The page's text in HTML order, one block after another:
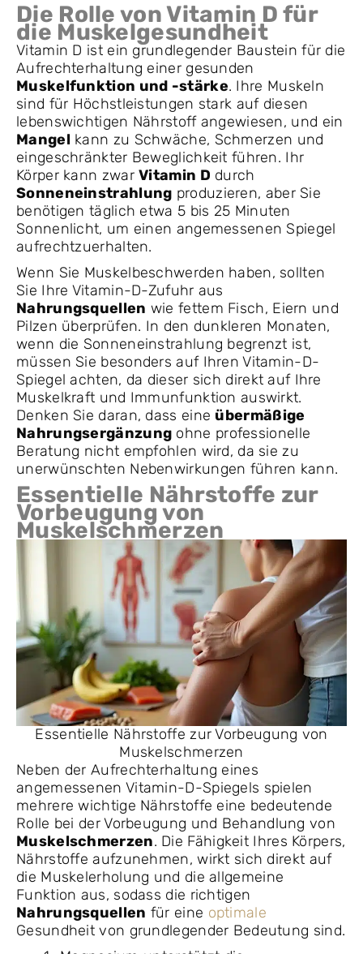
Die Rolle von Vitamin D für
die Muskelgesundheit
Vitamin D ist ein grundlegender Baustein für die
Aufrechterhaltung einer gesunden
Muskelfunktion und -stärke. Ihre Muskeln
sind für Höchstleistungen stark auf diesen
lebenswichtigen Nährstoff angewiesen, und ein
Mangel kann zu Schwäche, Schmerzen und
eingeschränkter Beweglichkeit führen. Ihr
Körper kann zwarVitamin D durch
Sonneneinstrahlung produzieren, aber Sie
benötigen täglich etwa 5 bis 25 Minuten
Sonnenlicht, um einen angemessenen Spiegel
aufrechtzuerhalten.
Wenn Sie Muskelbeschwerden haben, sollten
Sie Ihre Vitamin-D-Zufuhr aus
Nahrungsquellen wie fettem Fisch, Eiern und
Pilzen überprüfen. In den dunkleren Monaten,
wenn die Sonneneinstrahlung begrenzt ist,
müssen Sie besonders auf Ihren Vitamin-D-
Spiegel achten, da dieser sich direkt auf Ihre
Muskelkraft und Immunfunktion auswirkt.
Denken Sie daran, dass eine übermäßige
Nahrungsergänzung ohne professionelle
Beratung nicht empfohlen wird, da sie zu
unerwünschten Nebenwirkungen führen kann.
Essentielle Nährstoffe zur
Vorbeugung von
Muskelschmerzen
Essentielle Nährstoffe zur Vorbeugung von
Muskelschmerzen
Neben der Aufrechterhaltung eines
angemessenen Vitamin-D-Spiegels spielen
mehrere wichtige Nährstoffe eine bedeutende
Rolle bei der Vorbeugung und Behandlung von
Muskelschmerzen. Die Fähigkeit Ihres Körpers,
Nährstoffe aufzunehmen, wirkt sich direkt auf
die Muskelerholung und die allgemeine
Funktion aus, sodass die richtigen
Nahrungsquellen für eine optimale
Gesundheit von grundlegender Bedeutung sind.